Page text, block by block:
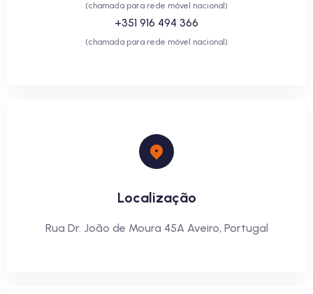
(chamada para rede móvel nacional)
+351 916 494 366
(chamada para rede móvel nacional)
Localização
Rua Dr. João de Moura 45A Aveiro, Portugal